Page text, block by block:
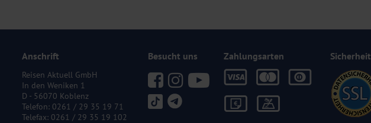
Anschrift
Reisen Aktuell GmbH
In den Weniken 1
D - 56070 Koblenz
Telefon: 0261 / 29 35 19 71
Telefax: 0261 / 29 35 19 102
Besucht uns Zahlungsarten Sicherheit